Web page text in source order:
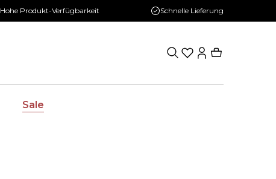
Hohe Produkt-Verfügbarkeit Schnelle Lieferung
Sale